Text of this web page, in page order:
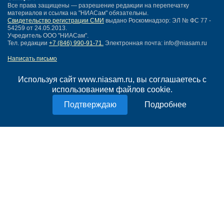
Используя сайт www.niasam.ru, вы соглашаетесь с
использованием файлов cookie.
Подробнее
Все права защищены — разрешение редакции на перепечатку
материалов и ссылка на "НИАСам" обязательны.
Свидетельство регистрации СМИ выдано Роскомнадзор: ЭЛ № ФС 77 -
54259 от 24.05.2013.
Учредитель ООО "НИАСам".
Тел. редакции +7 (846) 990-91-71. Электронная почта: info@niasam.ru
Написать письмо
Нашли ошибку?
Политика конфиденциальности